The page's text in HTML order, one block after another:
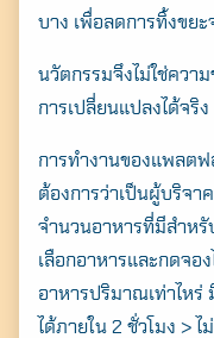
บาง เพื่อลดการทิ้งขย
นวัตกรรมจึงไม่ใช่ควา
การเปลี่ยนแปลงได้จริง
การทำงานของแพลตฟ
ต้องการว่าเป็นผู้บริจา
จำนวนอาหารที่มีสำหรั
เลือกอาหารและกดจอ
อาหารปริมาณเท่าไหร่
ได้ภายใน 2 ชั่วโมง >